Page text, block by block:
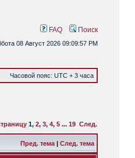
FAQ Поиск
08 Август 2026 09:09:57 PM
Часовой пояс: UTC + 3 часа
1, 2, 3, 4, 5 ... 19 След.
Пред. тема | След. тема